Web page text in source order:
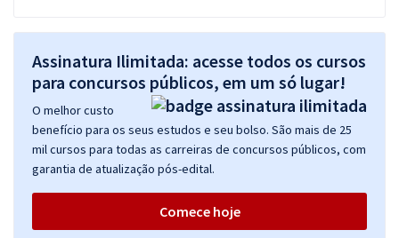
Assinatura Ilimitada: acesse todos os cursos
para concursos públicos, em um só lugar!
O melhor custo
benefício para os seus estudos e seu bolso. São mais de 25
mil cursos para todas as carreiras de concursos públicos, com
garantia de atualização pós-edital.
Comece hoje